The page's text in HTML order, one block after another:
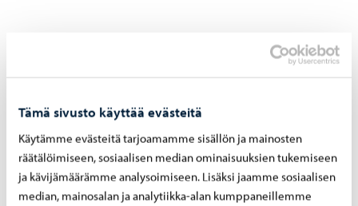
Tämä sivusto käyttää evästeitä
Käytämme evästeitä tarjoamamme sisällön ja mainosten
räätälöimiseen, sosiaalisen median ominaisuuksien tukemiseen
ja kävijämäärämme analysoimiseen. Lisäksi jaamme sosiaalisen
median, mainosalan ja analytiikka-alan kumppaneillemme
fördjupade studier, som varar cirka 5 år och avslutas med
ett slutprojekt som du planerar tillsammans med din
lärare. Fördjupade studier kan ge färdigheter för att
fortsätta till professionella musikstudier.